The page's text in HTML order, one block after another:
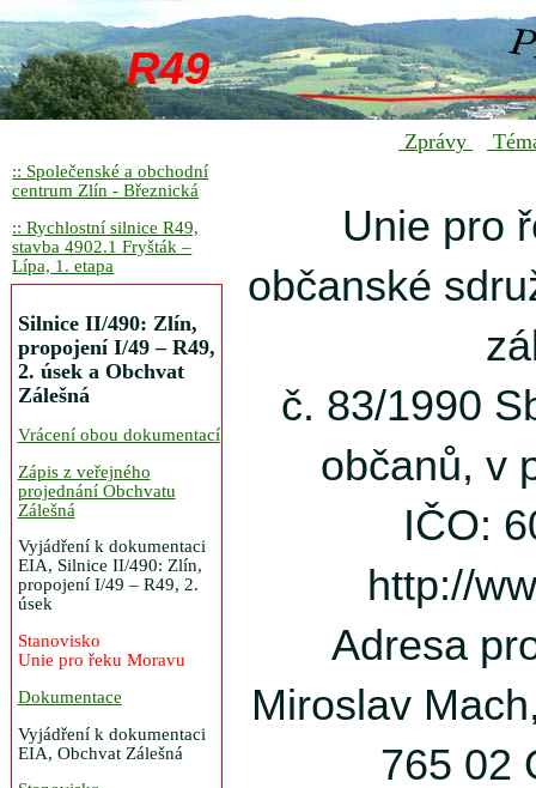
R49
Zprávy
:: Společenské a obchodní
centrum Zlín - Březnická
:: Rychlostní silnice R49,
stavba 4902.1 Fryšták –
Lípa, 1. etapa
Silnice II/490: Zlín,
propojení I/49 – R49,
2. úsek a Obchvat
Zálešná
Vrácení obou dokumentací
Zápis z veřejného
projednání Obchvatu
Zálešná
Vyjádření k dokumentaci
EIA, Silnice II/490: Zlín,
propojení I/49 – R49, 2.
úsek
Stanovisko
Unie pro řeku Moravu
Dokumentace
Vyjádření k dokumentaci
EIA, Obchvat Zálešná
Unie pro
občanské
č. 83/1990
občanů, v
IČO:
http://
Adresa
Miroslav
765 02